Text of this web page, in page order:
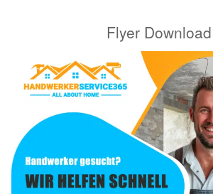
Flyer Download